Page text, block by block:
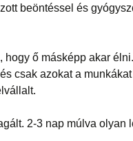
beöntéssel és
hogy ő másképp akar
csak azokat a
2-3 nap múlva olyan